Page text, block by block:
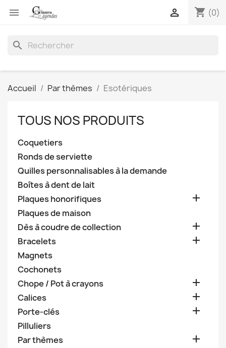
 shopping_cart (0)

search
Accueil Par thèmes Esotériques
TOUS NOS PRODUITS
Coquetiers
Ronds de serviette
Quilles personnalisables à la demande
Boîtes à dent de lait
Plaques honorifiques

Plaques de maison
Dès à coudre de collection

Bracelets 
Magnets
Cochonets
Chope / Pot à crayons

Calices 
Porte-clés 
Pilluliers
Par thèmes
